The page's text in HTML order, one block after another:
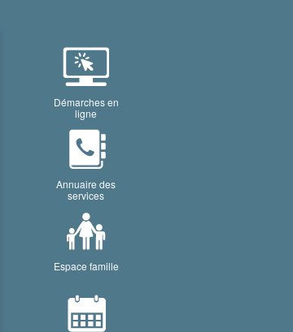
Démarches en
ligne
Annuaire des
services
Espace famille